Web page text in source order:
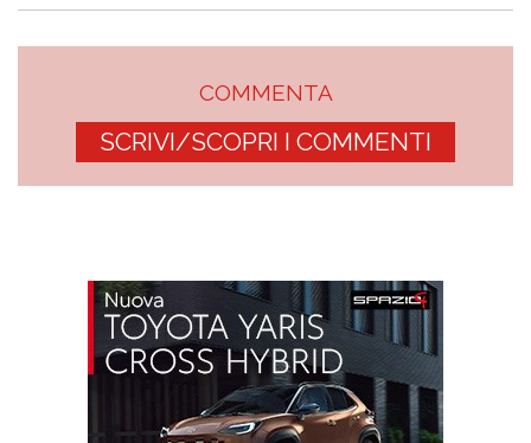
COMMENTA
SCRIVI/SCOPRI I COMMENTI